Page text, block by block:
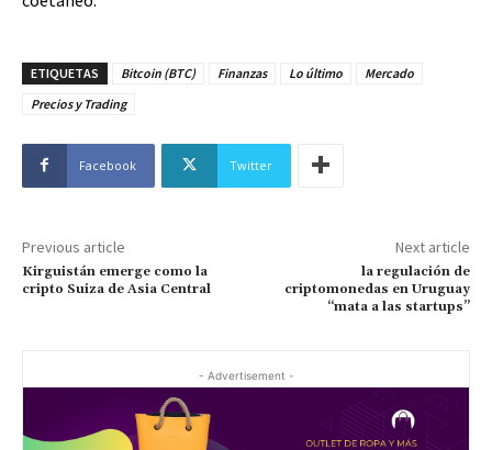
ETIQUETAS Bitcoin (BTC) Finanzas Lo último
Mercado
Precios y Trading
Facebook Twitter
Previous article
Kirguistán emerge como la
cripto Suiza de Asia Central
Next article
la regulación de
criptomonedas en Uruguay
“mata a las startups”
- Advertisement -